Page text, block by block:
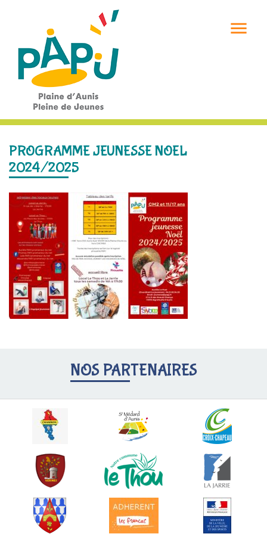

PROGRAMME JEUNESSE NOEL
2024/2025
NOS PARTENAIRES